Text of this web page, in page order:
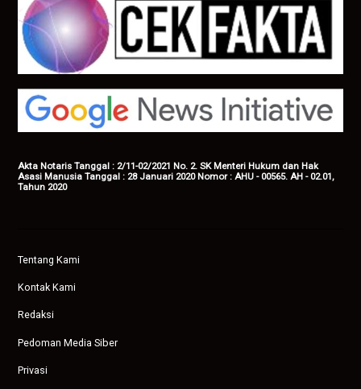
Akta Notaris Tanggal : 2/11-02/2021 No. 2. SK Menteri Hukum dan Hak
Asasi Manusia Tanggal : 28 Januari 2020 Nomor : AHU - 00565. AH - 02.01,
Tahun 2020
Tentang Kami
Kontak Kami
Redaksi
Pedoman Media Siber
Privasi